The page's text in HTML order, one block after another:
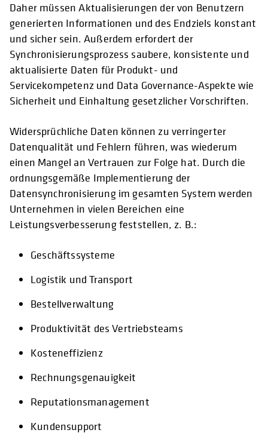
Daher müssen Aktualisierungen der von Benutzern
generierten Informationen und des Endziels konstant
und sicher sein. Außerdem erfordert der
Synchronisierungsprozess saubere, konsistente und
aktualisierte Daten für Produkt- und
Servicekompetenz und Data Governance-Aspekte wie
Sicherheit und Einhaltung gesetzlicher Vorschriften.
Widersprüchliche Daten können zu verringerter
Datenqualität und Fehlern führen, was wiederum
einen Mangel an Vertrauen zur Folge hat. Durch die
ordnungsgemäße Implementierung der
Datensynchronisierung im gesamten System werden
Unternehmen in vielen Bereichen eine
Leistungsverbesserung feststellen, z. B.:
Geschäftssysteme
Logistik und Transport
Bestellverwaltung
Produktivität des Vertriebsteams
Kosteneffizienz
Rechnungsgenauigkeit
Reputationsmanagement
Kundensupport